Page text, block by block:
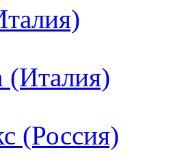
(Италия)
(Россия)